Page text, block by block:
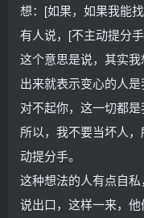
想：[如果，如果我能
有人说，[不主动提分
这个意思是说，其实
出来就表示变心的人
对不起你，这一切都是
所以，我不要当坏人
动提分手。
这种想法的人有点自
说出口，这样一来，